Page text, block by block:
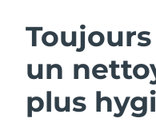
un
plus
Nettoyage du visage
Autriche
Bahreïn
Belgique